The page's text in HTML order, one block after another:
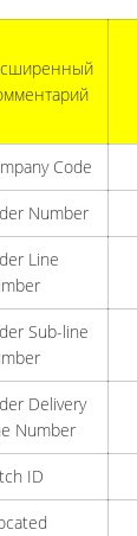
Code
Number
Line
Sub-line
Delivery
Number
ID